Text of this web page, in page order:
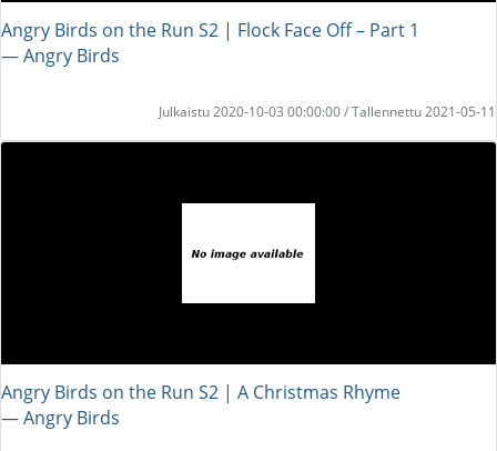
Angry Birds on the Run S2 | Flock Face Off – Part 1
― Angry Birds
Julkaistu 2020-10-03 00:00:00 / Tallennettu 2021-05-11
Angry Birds on the Run S2 | A Christmas Rhyme
― Angry Birds